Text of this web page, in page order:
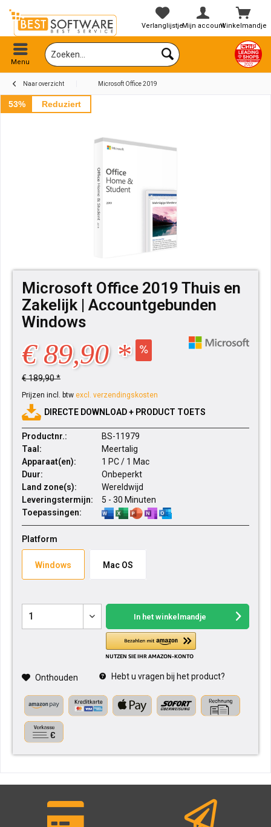
Winkelmandje
VerlanglijstjeMijn account
Menu
Naar overzicht Microsoft Office 2019
53% Reduziert
Microsoft Office 2019 Thuis en
Zakelijk | Accountgebunden
Windows
€ 89,90 *
€ 189,90 *
Prijzen incl. btw excl. verzendingskosten
DIRECTE DOWNLOAD + PRODUCT TOETS
Productnr.:
BS-11979
Taal:
Meertalig
Apparaat(en):
1 PC / 1 Mac
Duur:
Onbeperkt
Land zone(s):
Wereldwijd
Leveringstermijn:
5 - 30 Minuten
Toepassingen:
Platform
Windows Mac OS
In het winkelmandje
Onthouden Hebt u vragen bij het product?